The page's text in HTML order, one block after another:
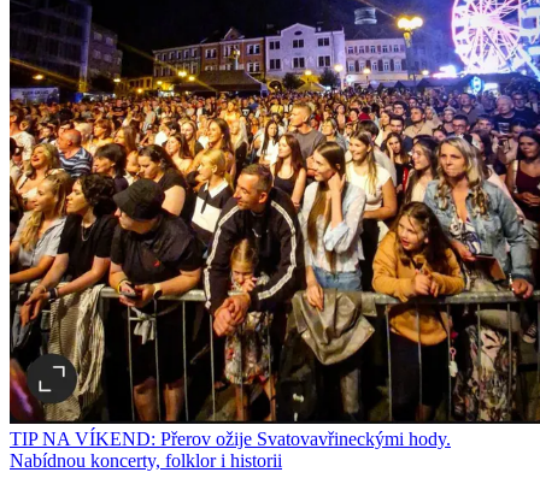
TIP NA VÍKEND: Přerov ožije Svatovavřineckými hody.
Nabídnou koncerty, folklor i historii